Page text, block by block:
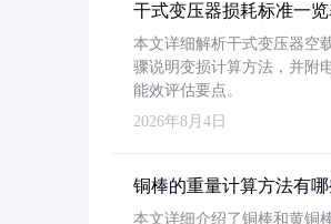
干式变压器损耗标准一
本文详细解析干式变压器空
骤说明变损计算方法，并附
能效评估要点。
2026年8月4日
铜棒的重量计算方法有
本文详细介绍了铜棒和黄铜